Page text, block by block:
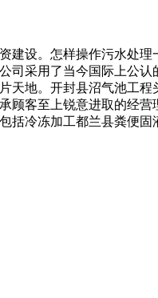
设。怎样操作污水处理
司采用了当今国际上公
天地。开封县沼气池工
顾客至上锐意进取的经
括冷冻加工都兰县粪便固